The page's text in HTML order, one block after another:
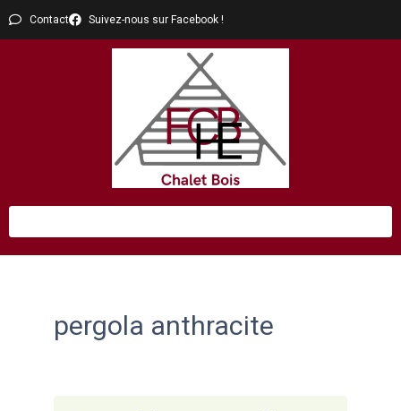
Contact Suivez-nous sur Facebook !
pergola anthracite